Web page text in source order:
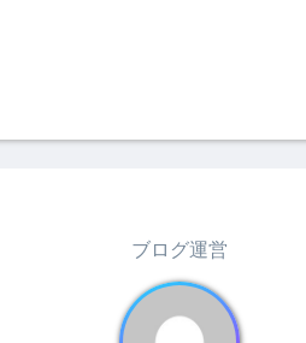
ブログ運営